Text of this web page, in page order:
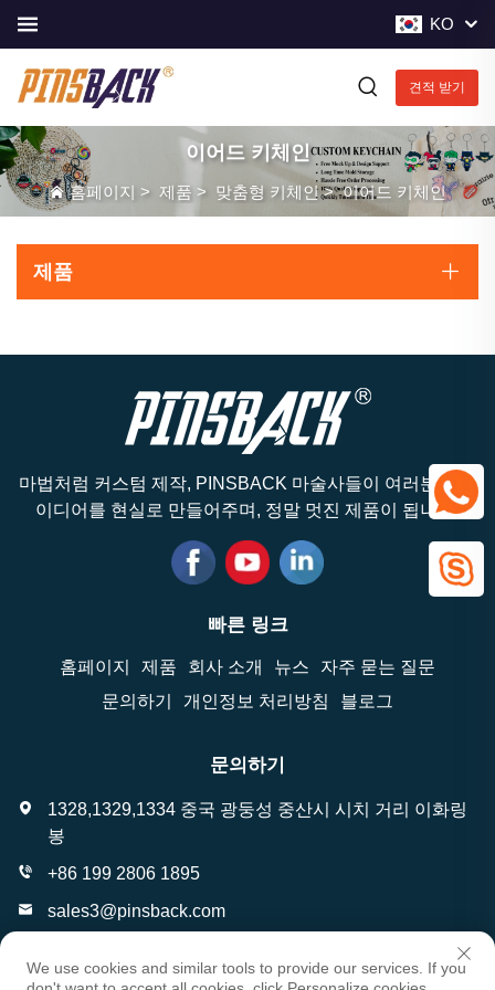
KO
견적 받기
이어드 키체인
홈페이지 > 제품 > 맞춤형 키체인>이어드 키체인
제품
마법처럼 커스텀 제작, PINSBACK 마술사들이 여러분의 아
이디어를 현실로 만들어주며, 정말 멋진 제품이 됩니다!
빠른 링크
홈페이지 제품 회사 소개 뉴스
자주 묻는 질문
문의하기
개인정보 처리방침 블로그
문의하기
1328,1329,1334 중국 광둥성 중산시 시치 거리 이화링
봉
+86 199 2806 1895
sales3@pinsback.com
We use cookies and similar tools to provide our services. If you